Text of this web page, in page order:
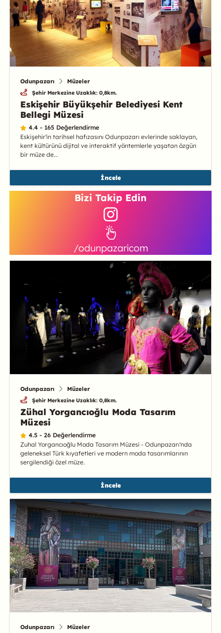
Odunpazarı Müzeler
Şehir Merkezine Uzaklık: 0,8km.
Eskişehir Büyükşehir Belediyesi Kent
Bellegi Müzesi
4.4 - 165 Değerlendirme
Eskişehir'in tarihsel hafızasını Odunpazarı evlerinde saklayan,
kent kültürünü dijital ve interaktif yöntemlerle yaşatan özgün
bir müze de...
İncele
Bizi Takip Edin
/odunpazaricom
Odunpazarı Müzeler
Şehir Merkezine Uzaklık: 0,8km.
Zühal Yorgancıoğlu Moda Tasarım
Müzesi
4.5 - 26 Değerlendirme
Zuhal Yorgancıoğlu Moda Tasarım Müzesi - Odunpazarı'nda
geleneksel Türk kıyafetleri ve modern moda tasarımlarının
sergilendiği özel müze.
İncele
Odunpazarı Müzeler